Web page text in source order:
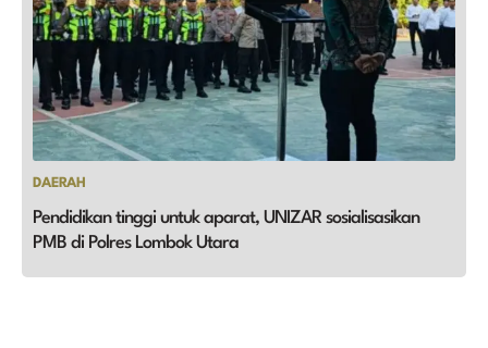
DAERAH
Pendidikan tinggi untuk aparat, UNIZAR sosialisasikan
PMB di Polres Lombok Utara